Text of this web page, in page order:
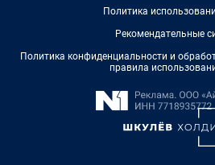
Политика
Рекомендательные
Политика конфиденциальности и
правила